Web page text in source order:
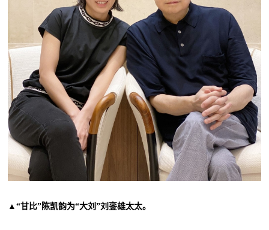
▲“甘比”陈凯韵为“大刘”刘銮雄太太。